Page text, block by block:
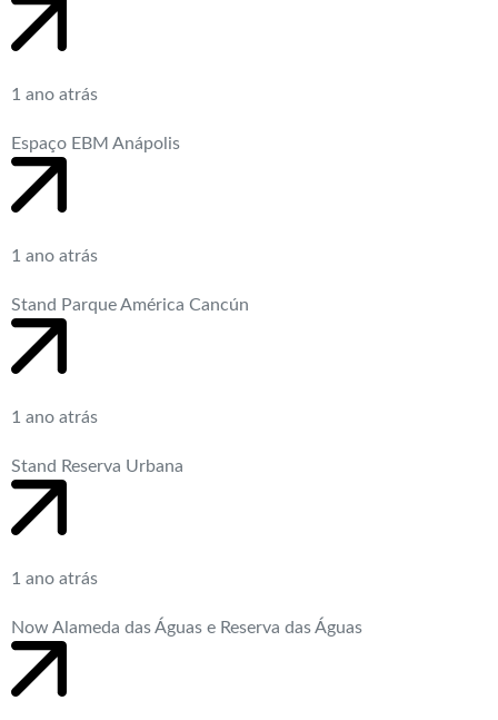
1 ano atrás
Espaço EBM Anápolis
1 ano atrás
Stand Parque América Cancún
1 ano atrás
Stand Reserva Urbana
1 ano atrás
Now Alameda das Águas e Reserva das Águas